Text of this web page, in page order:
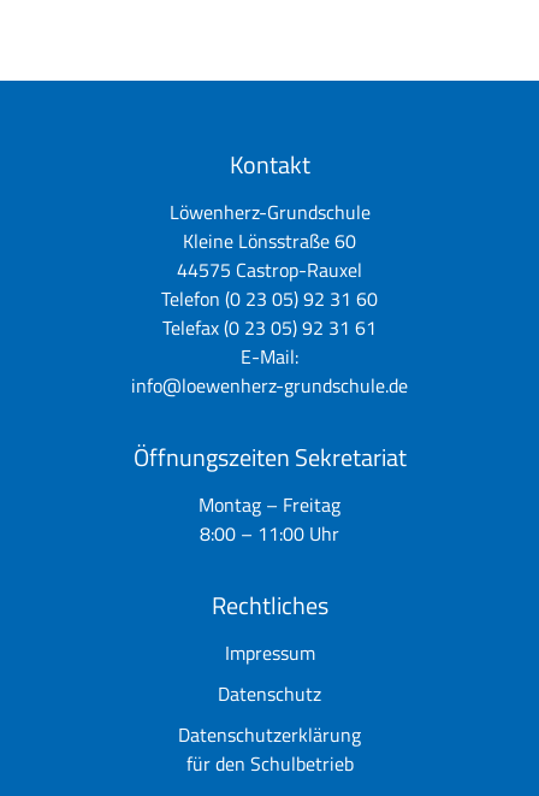
Kontakt
Löwenherz-Grundschule
Kleine Lönsstraße 60
44575 Castrop-Rauxel
Telefon (0 23 05) 92 31 60
Telefax (0 23 05) 92 31 61
E-Mail:
info@loewenherz-grundschule.de
Öffnungszeiten Sekretariat
Montag – Freitag
8:00 – 11:00 Uhr
Rechtliches
Impressum
Datenschutz
Datenschutzerklärung
für den Schulbetrieb